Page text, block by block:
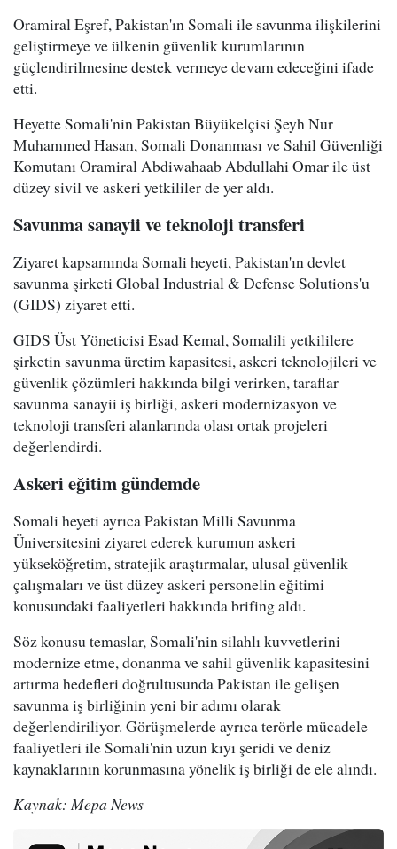
Oramiral Eşref, Pakistan'ın Somali ile savunma ilişkilerini
geliştirmeye ve ülkenin güvenlik kurumlarının
güçlendirilmesine destek vermeye devam edeceğini ifade
etti.
Heyette Somali'nin Pakistan Büyükelçisi Şeyh Nur
Muhammed Hasan, Somali Donanması ve Sahil Güvenliği
Komutanı Oramiral Abdiwahaab Abdullahi Omar ile üst
düzey sivil ve askeri yetkililer de yer aldı.
Savunma sanayii ve teknoloji transferi
Ziyaret kapsamında Somali heyeti, Pakistan'ın devlet
savunma şirketi Global Industrial & Defense Solutions'u
(GIDS) ziyaret etti.
GIDS Üst Yöneticisi Esad Kemal, Somalili yetkililere
şirketin savunma üretim kapasitesi, askeri teknolojileri ve
güvenlik çözümleri hakkında bilgi verirken, taraflar
savunma sanayii iş birliği, askeri modernizasyon ve
teknoloji transferi alanlarında olası ortak projeleri
değerlendirdi.
Askeri eğitim gündemde
Somali heyeti ayrıca Pakistan Milli Savunma
Üniversitesini ziyaret ederek kurumun askeri
yükseköğretim, stratejik araştırmalar, ulusal güvenlik
çalışmaları ve üst düzey askeri personelin eğitimi
konusundaki faaliyetleri hakkında brifing aldı.
Söz konusu temaslar, Somali'nin silahlı kuvvetlerini
modernize etme, donanma ve sahil güvenlik kapasitesini
artırma hedefleri doğrultusunda Pakistan ile gelişen
savunma iş birliğinin yeni bir adımı olarak
değerlendiriliyor. Görüşmelerde ayrıca terörle mücadele
faaliyetleri ile Somali'nin uzun kıyı şeridi ve deniz
kaynaklarının korunmasına yönelik iş birliği de ele alındı.
Kaynak: Mepa News